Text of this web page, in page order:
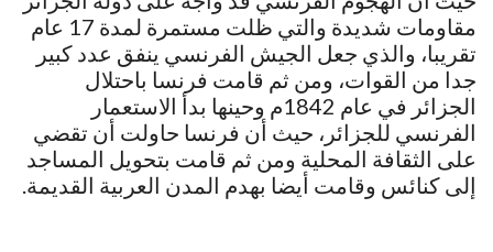
مقاومات شديدة والتي ظلت مستمرة لمدة 17 عام
تقريبا، والذي جعل الجيش الفرنسي ينفق عدد كبير
جدا من القوات، ومن ثم قامت فرنسا باحتلال
الجزائر في عام 1842م وحينها بدأ الاستعمار
الفرنسي للجزائر، حيث أن فرنسا حاولت أن تقضي
على الثقافة المحلية ومن ثم قامت بتحويل المساجد
إلى كنائس وقامت أيضا بهدم المدن العربية القديمة.